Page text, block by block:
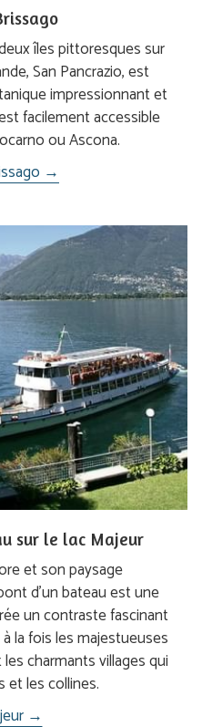
îles pittoresques sur
San Pancrazio, est
impressionnant et
facilement accessible
ou Ascona.
→
sur le lac Majeur
et son paysage
d’un bateau est une
un contraste fascinant
la fois les majestueuses
charmants villages qui
et les collines.
→